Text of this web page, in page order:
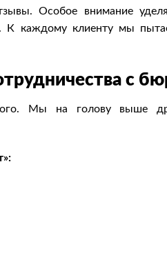
Особое внимание
. К каждому клиенту мы
с
Мы на голову выше